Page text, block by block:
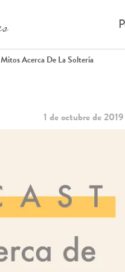
Mitos Acerca De La Soltería
1 de octubre de 2019